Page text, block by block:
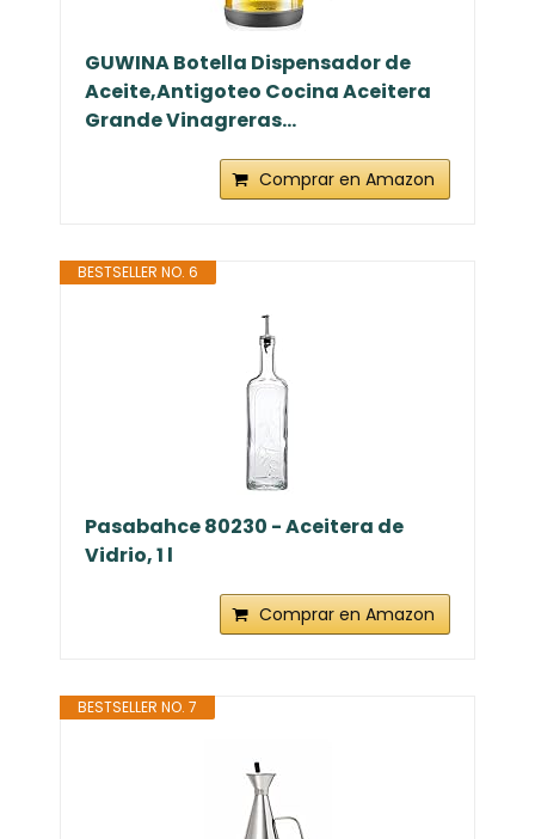
GUWINA Botella Dispensador de
Aceite,Antigoteo Cocina Aceitera
Grande Vinagreras...
Comprar en Amazon
BESTSELLER NO. 6
Pasabahce 80230 - Aceitera de
Vidrio, 1 l
Comprar en Amazon
BESTSELLER NO. 7